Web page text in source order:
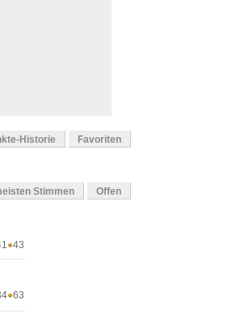
Historie Favoriten
Stimmen Offen
●43
●63